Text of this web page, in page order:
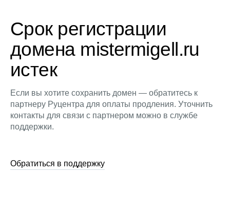
Срок регистрации
домена mistermigell.ru
истек
Если вы хотите сохранить домен — обратитесь к
партнеру Руцентра для оплаты продления. Уточнить
контакты для связи с партнером можно в службе
поддержки.
Обратиться в поддержку